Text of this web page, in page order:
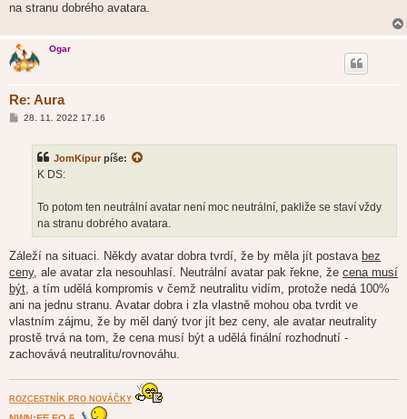
e
na stranu dobrého avatara.
Ogar
Re: Aura
P28. 11. 2022 17.16
JomKipur píše:
K DS:
To potom ten neutrální avatar není moc neutrální, pakliže se staví vždy
na stranu dobrého avatara.
Záleží na situaci. Někdy avatar dobra tvrdí, že by měla jít postava bez
ceny, ale avatar zla nesouhlasí. Neutrální avatar pak řekne, že cena musí
být, a tím udělá kompromis v čemž neutralitu vidím, protože nedá 100%
ani na jednu stranu. Avatar dobra i zla vlastně mohou oba tvrdit ve
vlastním zájmu, že by měl daný tvor jít bez ceny, ale avatar neutrality
prostě trvá na tom, že cena musí být a udělá finální rozhodnutí -
zachovává neutralitu/rovnováhu.
ROZCESTNÍK PRO NOVÁČKY